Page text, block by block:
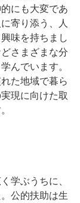
にも大変であ
寄り添う、人
味を持ちまし
さまざまな分
んでいます。
た地域で暮ら
現に向けた取
学ぶうちに、
公的扶助は生